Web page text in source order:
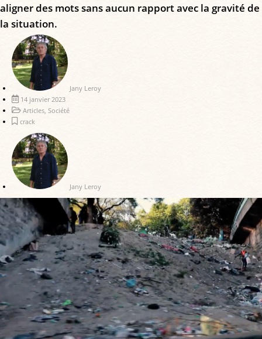
aligner des mots sans aucun rapport avec la gravité de
la situation.
Jany Leroy
14 janvier 2023
Articles, Société
crack
Jany Leroy